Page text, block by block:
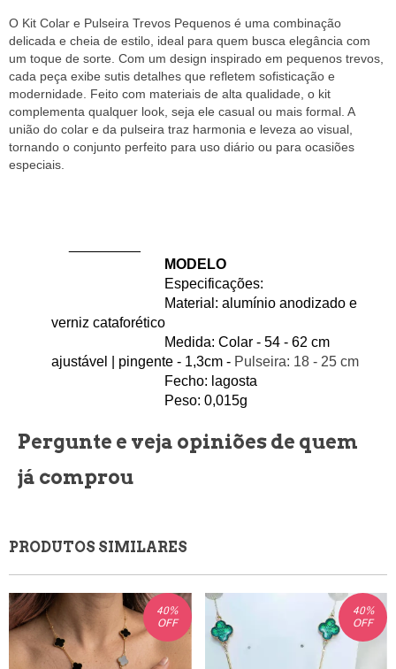
O Kit Colar e Pulseira Trevos Pequenos é uma combinação
delicada e cheia de estilo, ideal para quem busca elegância com
um toque de sorte. Com um design inspirado em pequenos trevos,
cada peça exibe sutis detalhes que refletem sofisticação e
modernidade. Feito com materiais de alta qualidade, o kit
complementa qualquer look, seja ele casual ou mais formal. A
união do colar e da pulseira traz harmonia e leveza ao visual,
tornando o conjunto perfeito para uso diário ou para ocasiões
especiais.
MODELO
Especificações:
Material: alumínio anodizado e
verniz cataforético
Medida: Colar - 54 - 62 cm
ajustável | pingente - 1,3cm - Pulseira: 18 - 25 cm
Fecho: lagosta
Peso: 0,015g
Pergunte e veja opiniões de quem
já comprou
PRODUTOS SIMILARES
40%
OFF
40%
OFF